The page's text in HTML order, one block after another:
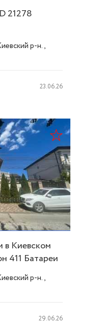
21278
р-н.,
23.06.26
в Киевском
411 Батареи
р-н.,
29.06.26